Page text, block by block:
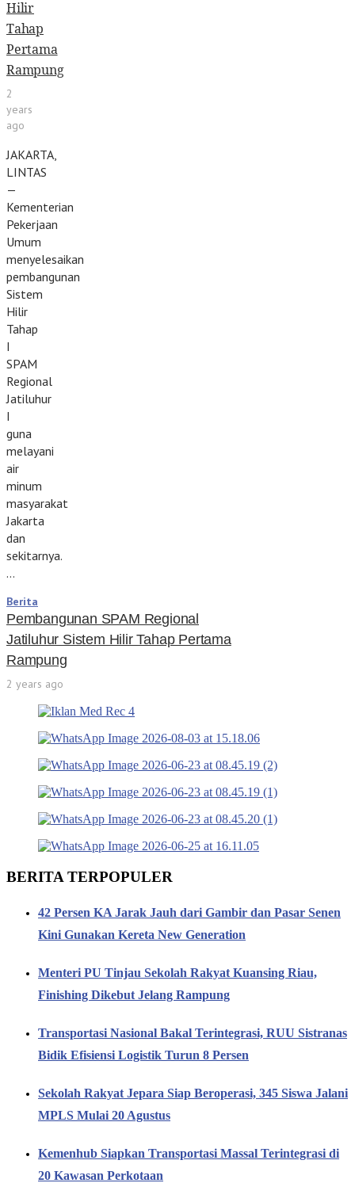
Hilir
Tahap
Pertama
Rampung
2
years
ago
JAKARTA,
LINTAS
—
Kementerian
Pekerjaan
Umum
menyelesaikan
pembangunan
Sistem
Hilir
Tahap
I
SPAM
Regional
Jatiluhur
I
guna
melayani
air
minum
masyarakat
Jakarta
dan
sekitarnya.
…
Berita
Pembangunan SPAM Regional
Jatiluhur Sistem Hilir Tahap Pertama
Rampung
2 years ago
BERITA TERPOPULER
42 Persen KA Jarak Jauh dari Gambir dan Pasar Senen
Kini Gunakan Kereta New Generation
Menteri PU Tinjau Sekolah Rakyat Kuansing Riau,
Finishing Dikebut Jelang Rampung
Transportasi Nasional Bakal Terintegrasi, RUU Sistranas
Bidik Efisiensi Logistik Turun 8 Persen
Sekolah Rakyat Jepara Siap Beroperasi, 345 Siswa Jalani
MPLS Mulai 20 Agustus
Kemenhub Siapkan Transportasi Massal Terintegrasi di
20 Kawasan Perkotaan